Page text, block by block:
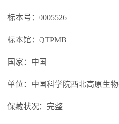
标本号：0005526
标本馆：QTPMB
国家：中国
单位：中国科学院西北高原生
保藏状况：完整